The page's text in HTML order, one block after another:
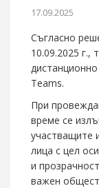
17.09.2025
Съгласно
10.09.2025 г.,
Teams.
При
време се
участващите
лица с цел
и
важен